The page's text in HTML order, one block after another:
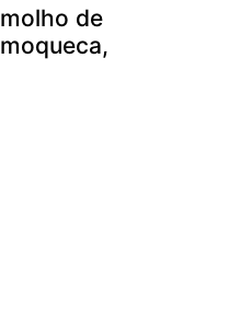
molho de
moqueca,